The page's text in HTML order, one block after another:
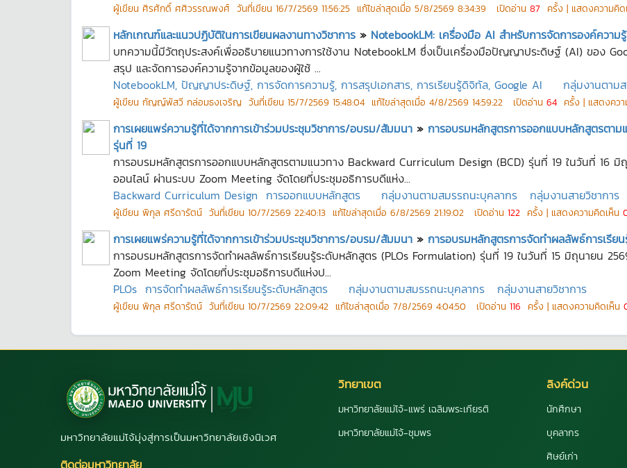
ผู้เขียน ศิรศักดิ์ ศศิวรรณพงศ์ วันที่เขียน 16/7/2569 11:56:25 แก้ไขล่าสุดเมื่อ 5/8/2569 8:34:39 เปิดอ่าน 87 ครั้ง | แสดงความคิด
หลักเกณฑ์และแนวปฏิบัติในการเขียนผลงานทางวิชาการ » NotebookLM: เครื่องมือ AI สำหรับการจัดการองค์ความ
บทความนี้มีวัตถุประสงค์เพื่ออธิบายแนวทางการใช้งาน NotebookLM ซึ่งเป็นเครื่องมือปัญญาประดิษฐ์ (AI) ของ
สรุป และจัดการองค์ความรู้จากข้อมูลของผู้ใช้ ...
NotebookLM, ปัญญาประดิษฐ์, การจัดการความรู้, การสรุปเอกสาร, การเรียนรู้ดิจิทัล, Google AI
กลุ่มงานตาม
ผู้เขียน กัญญ์พัสวี กล่อมธงเจริญ วันที่เขียน 15/7/2569 15:48:04 แก้ไขล่าสุดเมื่อ 4/8/2569 14:59:22 เปิดอ่าน 64 ครั้ง | แสดงคว
การเผยแพร่ความรู้ที่ได้จากการเข้าร่วมประชุมวิชาการ/อบรม/สัมมนา » การอบรมหลักสูตรการออกแบบหลักสูตรตา
รุ่นที่ 19
การอบรมหลักสูตรการออกแบบหลักสูตรตามแนวทาง Backward Curriculum Design (BCD) รุ่นที่ 19 ในวันที่ 16
ออนไลน์ ผ่านระบบ Zoom Meeting จัดโดยที่ประชุมอธิการบดีแห่ง...
Backward Curriculum Design การออกแบบหลักสูตร กลุ่มงานตามสมรรถนะบุคลากร กลุ่มงานสายวิชาการ
ผู้เขียน พิกุล ศรีดารัตน์ วันที่เขียน 10/7/2569 22:40:13 แก้ไขล่าสุดเมื่อ 6/8/2569 21:19:02 เปิดอ่าน 122 ครั้ง | แสดงความคิดเห็น
การเผยแพร่ความรู้ที่ได้จากการเข้าร่วมประชุมวิชาการ/อบรม/สัมมนา » การอบรมหลักสูตรการจัดทำผลลัพธ์การเรีย
การอบรมหลักสูตรการจัดทำผลลัพธ์การเรียนรู้ระดับหลักสูตร (PLOs Formulation) รุ่นที่ 19 ในวันที่ 15 มิถุนายน
Zoom Meeting จัดโดยที่ประชุมอธิการบดีแห่งป...
PLOs การจัดทำผลลัพธ์การเรียนรู้ระดับหลักสูตร กลุ่มงานตามสมรรถนะบุคลากร กลุ่มงานสายวิชาการ
ผู้เขียน พิกุล ศรีดารัตน์ วันที่เขียน 10/7/2569 22:09:42 แก้ไขล่าสุดเมื่อ 7/8/2569 4:04:50 เปิดอ่าน 116 ครั้ง | แสดงความคิดเห็น
มหาวิทยาลัยแม่โจ้มุ่งสู่การเป็นมหาวิทยาลัยเชิงนิเวศ
ติดต่อมหาวิทยาลัย
วิทยาเขต
มหาวิทยาลัยแม่โจ้-แพร่ เฉลิมพระเกียรติ
มหาวิทยาลัยแม่โจ้-ชุมพร
ลิงค์ด่วน
นักศึกษา
บุคลากร
ศิษย์เก่า